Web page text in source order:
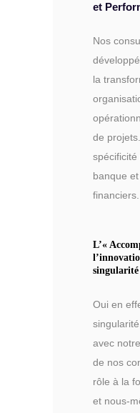
et
Nos
la
de
spécificité
banque
financiers.
L’«
Oui en
avec
de nos
rôle à la
et nous-